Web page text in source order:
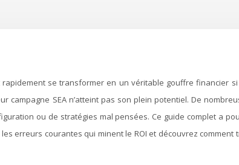
SEA n’atteint pas son plein potentiel. De
ou de stratégies mal pensées. Ce guide complet a
erreurs courantes qui minent le ROI et découvrez